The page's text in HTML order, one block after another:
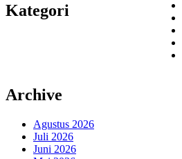
Kategori
Archive
Agustus 2026
Juli 2026
Juni 2026